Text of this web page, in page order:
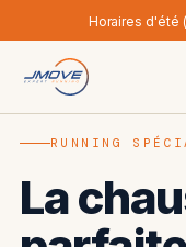
Horaires d'été
Analyse de
Nos marques
RUNNING
La